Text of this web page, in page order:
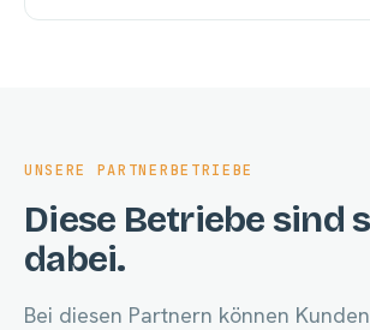
UNSERE PARTNERBETRIEBE
Diese Betriebe sind
dabei.
Bei diesen Partnern können